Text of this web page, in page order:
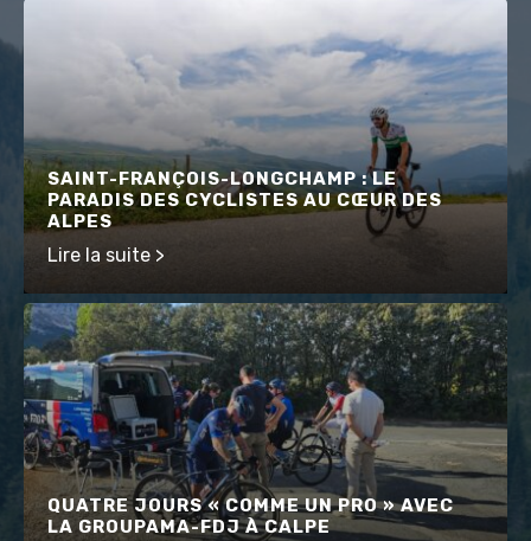
SAINT-FRANÇOIS-LONGCHAMP : LE
PARADIS DES CYCLISTES AU CŒUR DES
ALPES
Lire la suite >
QUATRE JOURS « COMME UN PRO » AVEC
LA GROUPAMA-FDJ À CALPE